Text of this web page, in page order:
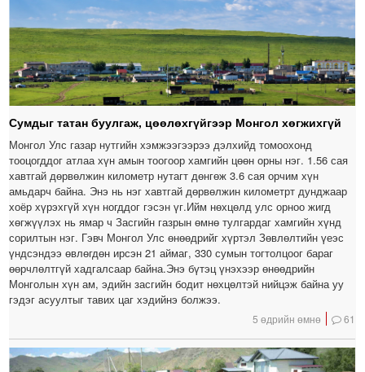
Сумдыг татан буулгаж, цөөлөхгүйгээр Монгол хөгжихгүй
Монгол Улс газар нутгийн хэмжээгээрээ дэлхийд томоохонд
тооцогддог атлаа хүн амын тоогоор хамгийн цөөн орны нэг. 1.56 сая
хавтгай дөрвөлжин километр нутагт дөнгөж 3.6 сая орчим хүн
амьдарч байна. Энэ нь нэг хавтгай дөрвөлжин километрт дунджаар
хоёр хүрэхгүй хүн ногддог гэсэн үг.Ийм нөхцөлд улс орноо жигд
хөгжүүлэх нь ямар ч Засгийн газрын өмнө тулгардаг хамгийн хүнд
сорилтын нэг. Гэвч Монгол Улс өнөөдрийг хүртэл Зөвлөлтийн үеэс
үндсэндээ өвлөгдөн ирсэн 21 аймаг, 330 сумын тогтолцоог бараг
өөрчлөлтгүй хадгалсаар байна.Энэ бүтэц үнэхээр өнөөдрийн
Монголын хүн ам, эдийн засгийн бодит нөхцөлтэй нийцэж байна уу
гэдэг асуултыг тавих цаг хэдийнэ болжээ.
5 өдрийн өмнө 61